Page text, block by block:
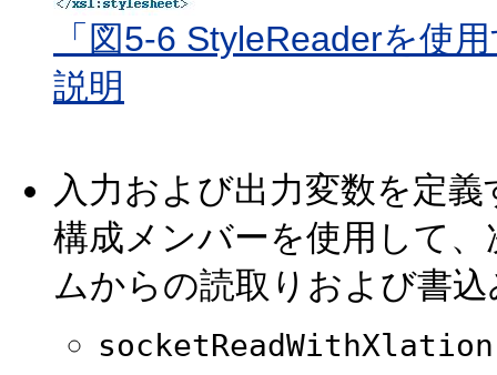
「図5-6 StyleReaderを使
説明
入力および出力変数を定
構成メンバーを使用して
ムからの読取りおよび書